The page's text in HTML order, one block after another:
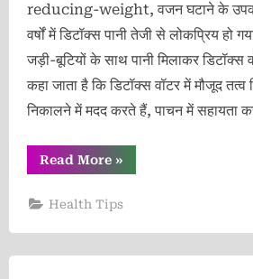
reducing-weight, वजन घटाने के
वर्षों में डिटॉक्स पानी तेजी से लोकप्रिय हो
जड़ी-बूटियों के साथ पानी मिलाकर डिटॉक्स
कहा जाता है कि डिटॉक्स वॉटर में मौजूद तत्व
निकालने में मदद करते हैं, पाचन में सहायता
Read More
water-
reducing-
»
Health Tips